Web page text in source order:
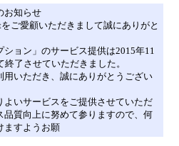
お知らせ
ご愛顧いただきまして誠にありがと
ション」のサービス提供は2015年11
終了させていただきました。
用いただき、誠にありがとうござい
よいサービスをご提供させていただ
品質向上に努めて参りますので、何
ますようお願